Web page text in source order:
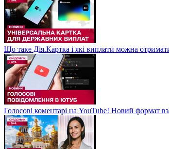
Що таке Дія.Картка і які виплати можна
Голосові коментарі на YouTube! Новий формат